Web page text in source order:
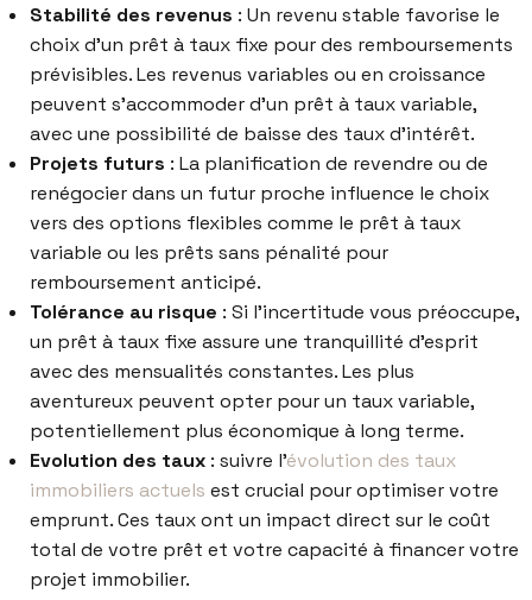
Stabilité des revenus : Un revenu stable favorise le
choix d’un prêt à taux fixe pour des remboursements
prévisibles. Les revenus variables ou en croissance
peuvent s’accommoder d’un prêt à taux variable,
avec une possibilité de baisse des taux d’intérêt.
Projets futurs : La planification de revendre ou de
renégocier dans un futur proche influence le choix
vers des options flexibles comme le prêt à taux
variable ou les prêts sans pénalité pour
remboursement anticipé.
Tolérance au risque : Si l’incertitude vous préoccupe,
un prêt à taux fixe assure une tranquillité d’esprit
avec des mensualités constantes. Les plus
aventureux peuvent opter pour un taux variable,
potentiellement plus économique à long terme.
Evolution des taux : suivre l’évolution des taux
immobiliers actuels est crucial pour optimiser votre
emprunt. Ces taux ont un impact direct sur le coût
total de votre prêt et votre capacité à financer votre
projet immobilier.